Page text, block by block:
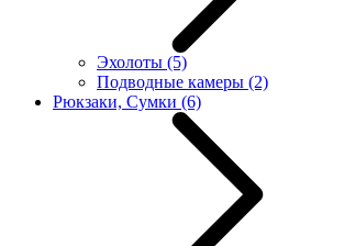
Эхолоты (5)
Подводные камеры (2)
Рюкзаки, Сумки (6)